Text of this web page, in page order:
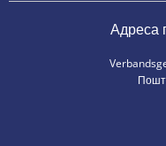
Адреса